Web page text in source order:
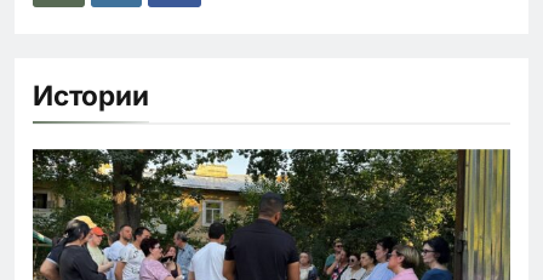
Истории